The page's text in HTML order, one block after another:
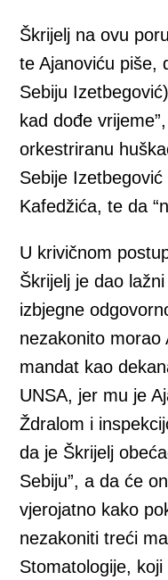
Škrijelj na ovu
te Ajanoviću piše,
Sebiju
kad dođe
orkestriranu
Sebije
Kafedžića, te da
U krivičnom
Škrijelj je dao
izbjegne
nezakonito morao
mandat kao
UNSA, jer mu je
Ždralom i
da je Škrijelj
Sebiju”, a da će
vjerojatno kako
nezakoniti treći
Stomatologije,